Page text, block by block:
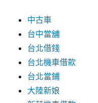
中古車
台中當舖
台北借錢
台北機車借款
台北當鋪
大陸新娘